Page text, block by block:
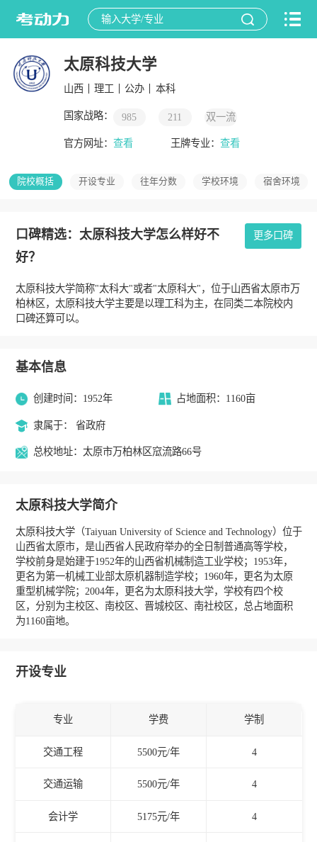
太原科技大学
山西 理工 公办 本科
国家战略： 985 211 双一流
官方网址： 查看 王牌专业：查看
院校概括 开设专业 往年分数 学校环境 宿舍环境
口碑精选：太原科技大学怎么样好不
好？
更多口碑
太原科技大学简称"太科大"或者"太原科大"，位于山西省太原市万
柏林区，太原科技大学主要是以理工科为主，在同类二本院校内
口碑还算可以。
基本信息
创建时间：1952年 占地面积：1160亩
隶属于： 省政府
总校地址：太原市万柏林区窊流路66号
太原科技大学简介
太原科技大学（Taiyuan University of Science and Technology）位于
山西省太原市，是山西省人民政府举办的全日制普通高等学校，
学校前身是始建于1952年的山西省机械制造工业学校；1953年，
更名为第一机械工业部太原机器制造学校；1960年，更名为太原
重型机械学院；2004年，更名为太原科技大学，学校有四个校
区，分别为主校区、南校区、晋城校区、南社校区，总占地面积
为1160亩地。
开设专业
专业 学费 学制
交通工程 5500元/年 4
交通运输 5500元/年 4
会计学 5175元/年 4